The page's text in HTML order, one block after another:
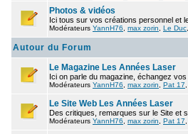
Photos & vidéos
Ici tous sur vos créations personnel et
Modérateurs YannH76 max zorin Le Duc
Autour du Forum
Le Magazine Les Années Laser
Ici on parle du magazine, échangez
Modérateurs YannH76 max zorin Pat 17
Le Site Web Les Années Laser
Des critiques, remarques sur le Site et
Modérateurs YannH76 max zorin Pat 17